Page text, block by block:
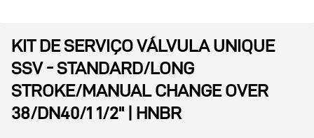
KIT DE SERVIÇO VÁLVULA UNIQUE
SSV - STANDARD/LONG
STROKE/MANUAL CHANGE OVER
38/DN40/1 1/2" | HNBR